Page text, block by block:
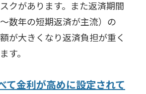
クがあります。また返済期間
数年の短期返済が主流）の
が大きくなり返済負担が重く
す。
て金利が高めに設定されて